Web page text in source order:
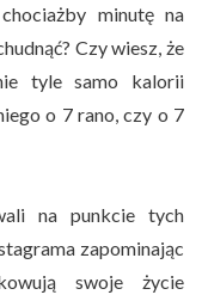
minutę na
Czy wiesz, że
tyle samo kalorii
o 7 rano, czy o 7
na punkcie tych
zapominając
swoje życie